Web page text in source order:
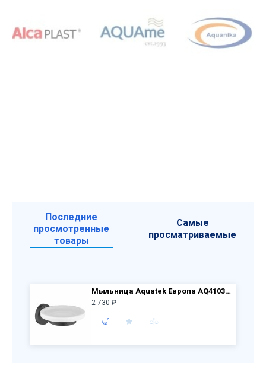
Последние
просмотренные
товары
Самые
просматриваемые
Мыльница Aquatek Европа AQ4103MB, белый, черный
2 730 ₽